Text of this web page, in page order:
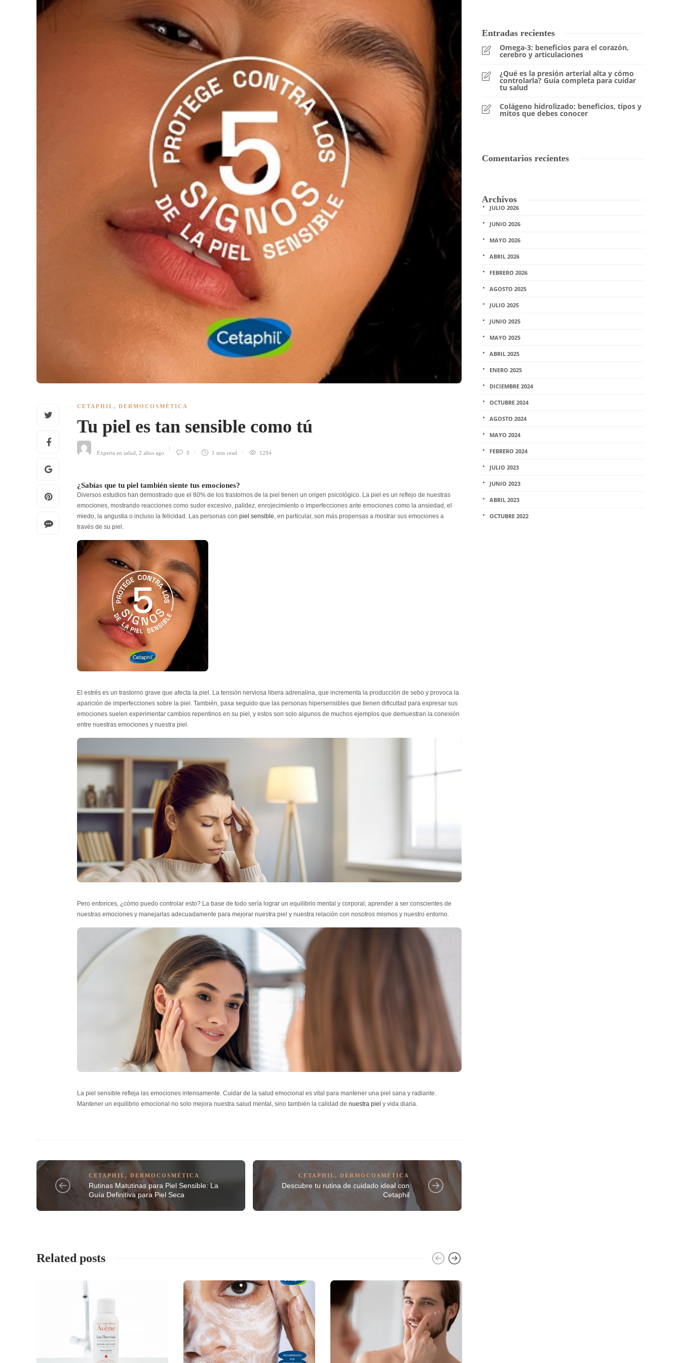
CETAPHIL, DERMOCOSMÉTICA
Tu piel es tan sensible como tú
Experta en salud 2 años ago 0 1 min read 1294
¿Sabías que tu piel también siente tus emociones?
Diversos estudios han demostrado que el 80% de los trastornos de la piel tienen un origen psicológico. La piel es un reflejo de nuestras
emociones, mostrando reacciones como sudor excesivo, palidez, enrojecimiento o imperfecciones ante emociones como la ansiedad, el
miedo, la angustia o incluso la felicidad. Las personas con piel sensible, en particular, son más propensas a mostrar sus emociones a
través de su piel.
El estrés es un trastorno grave que afecta la piel. La tensión nerviosa libera adrenalina, que incrementa la producción de sebo y provoca la
aparición de imperfecciones sobre la piel. También, pasa seguido que las personas hipersensibles que tienen dificultad para expresar sus
emociones suelen experimentar cambios repentinos en su piel, y estos son solo algunos de muchos ejemplos que demuestran la conexión
entre nuestras emociones y nuestra piel.
Pero entonces, ¿cómo puedo controlar esto? La base de todo sería lograr un equilibrio mental y corporal; aprender a ser conscientes de
nuestras emociones y manejarlas adecuadamente para mejorar nuestra piel y nuestra relación con nosotros mismos y nuestro entorno.
La piel sensible refleja las emociones intensamente. Cuidar de la salud emocional es vital para mantener una piel sana y radiante.
Mantener un equilibrio emocional no solo mejora nuestra salud mental, sino también la calidad de nuestra piel y vida diaria.
CETAPHIL,DERMOCOSMÉTICA
Rutinas Matutinas para Piel Sensible: La
Guía Definitiva para Piel Seca
CETAPHIL,DERMOCOSMÉTICA
Descubre tu rutina de cuidado ideal con
Cetaphil
Related posts
Entradas recientes
Omega-3: beneficios para el corazón,
cerebro y articulaciones
¿Qué es la presión arterial alta y cómo
controlarla? Guía completa para cuidar
tu salud
Colágeno hidrolizado: beneficios, tipos y
mitos que debes conocer
Comentarios recientes
Archivos
JULIO 2026
JUNIO 2026
MAYO 2026
ABRIL 2026
FEBRERO 2026
AGOSTO 2025
JULIO 2025
JUNIO 2025
MAYO 2025
ABRIL 2025
ENERO 2025
DICIEMBRE 2024
OCTUBRE 2024
AGOSTO 2024
MAYO 2024
FEBRERO 2024
JULIO 2023
JUNIO 2023
ABRIL 2023
OCTUBRE 2022